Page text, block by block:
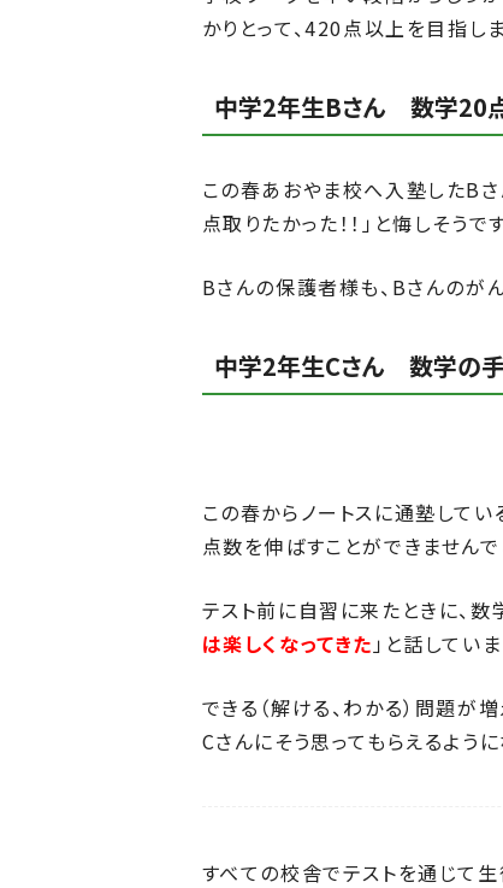
かりとって、420点以上を目指しま
中学2年生Bさん 数学20
この春あおやま校へ入塾したB
点取りたかった！！」と悔しそう
Bさんの保護者様も、Bさんのが
中学2年生Cさん 数学の手
この春からノートスに通塾して
点数を伸ばすことができませんで
テスト前に自習に来たときに、
は楽しくなってきた」と話していま
できる（解ける、わかる）問題が
Cさんにそう思ってもらえるように
すべての校舎でテストを通じて